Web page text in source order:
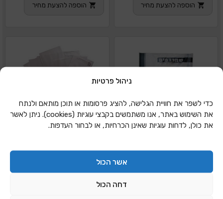
ניהול פרטיות
כדי לשפר את חוויית הגלישה, להציג פרסומות או תוכן מותאם ולנתח
את השימוש באתר, אנו משתמשים בקבצי עוגיות (cookies). ניתן לאשר
את כולן, לדחות עוגיות שאינן הכרחיות, או לבחור העדפות.
אשר הכול
דחה הכול
הוספה להצעת מחיר הוספה להצעת מחיר